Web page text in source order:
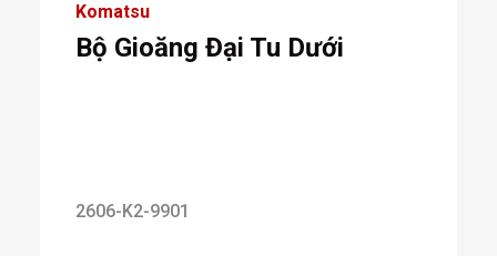
Komatsu
Bộ Gioăng Đại Tu Dưới
2606-K2-9901